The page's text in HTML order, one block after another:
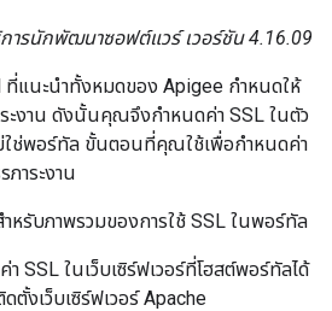
ารนักพัฒนาซอฟต์แวร์ เวอร์ชัน 4.16.09
ที่แนะนําทั้งหมดของ Apigee กําหนดให้
ะงาน ดังนั้นคุณจึงกําหนดค่า SSL ในตัว
ม่ใช่พอร์ทัล ขั้นตอนที่คุณใช้เพื่อกําหนดค่า
าระงาน
าหรับภาพรวมของการใช้ SSL ในพอร์ทัล
SSL ในเว็บเซิร์ฟเวอร์ที่โฮสต์พอร์ทัลได้
ตั้งเว็บเซิร์ฟเวอร์ Apache